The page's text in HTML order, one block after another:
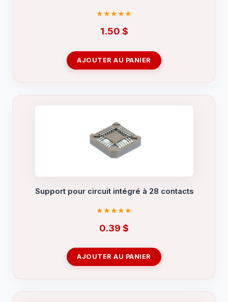
1.50 $
AJOUTER AU PANIER
Support pour circuit intégré à 28 contacts
0.39 $
AJOUTER AU PANIER